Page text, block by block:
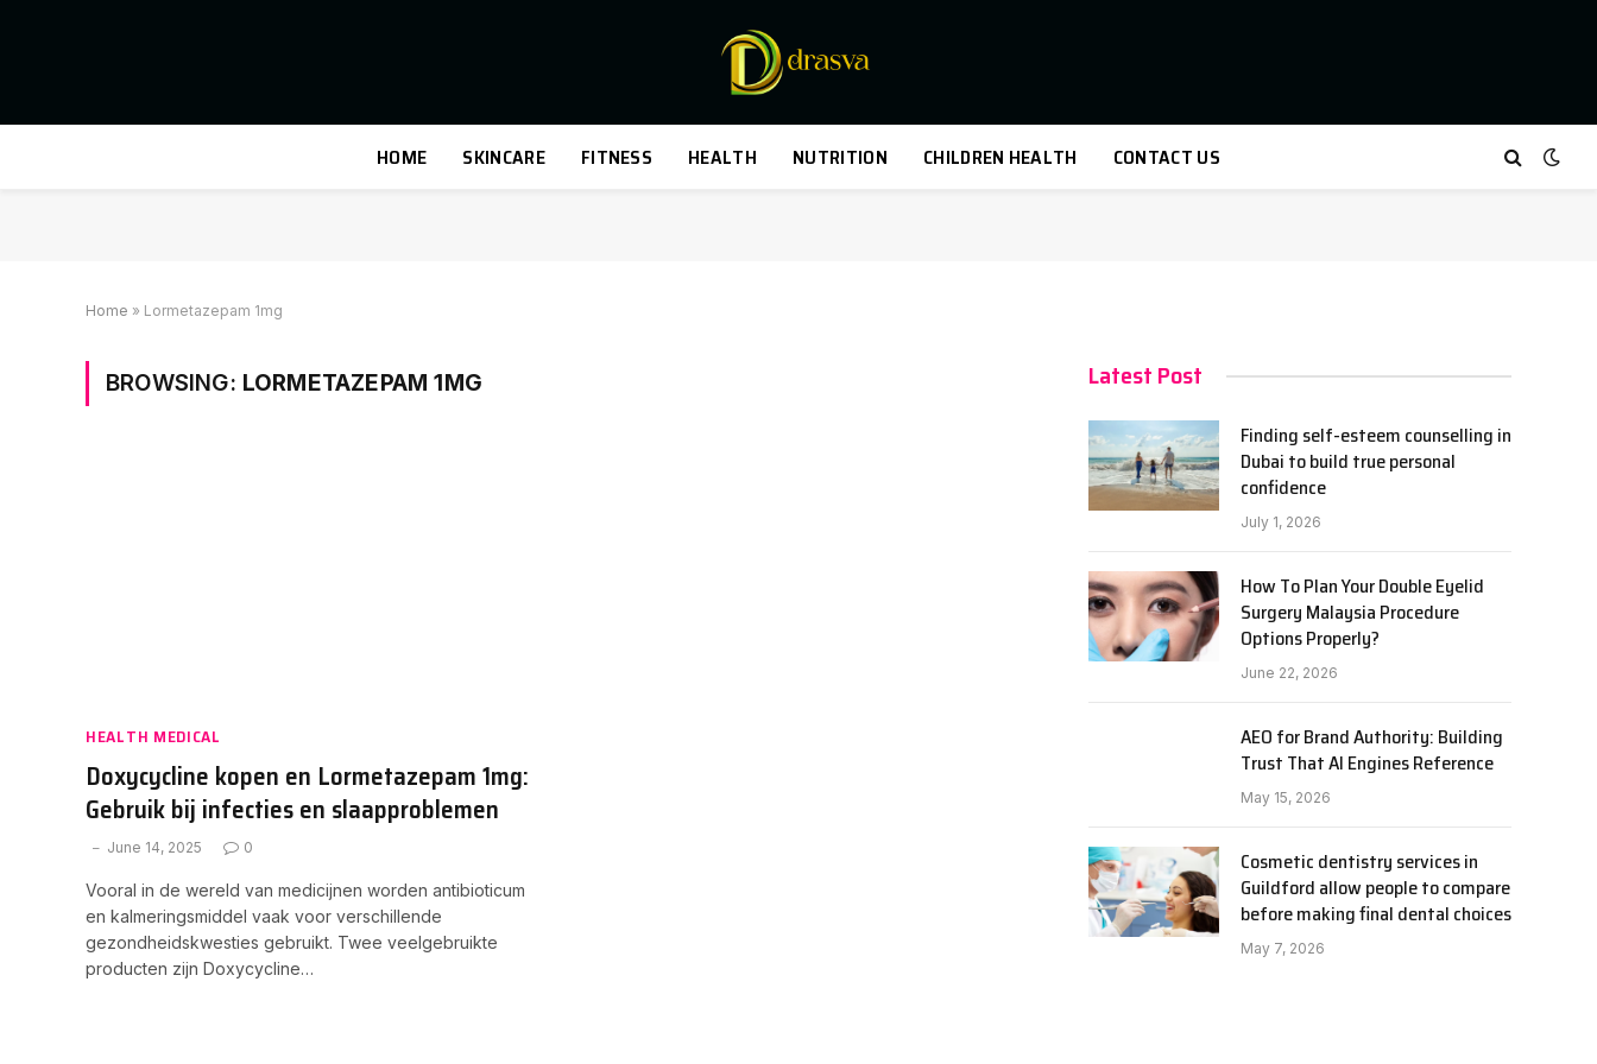
HOME SKINCARE FITNESS HEALTH NUTRITION CHILDREN HEALTH CONTACT US
Home » Lormetazepam 1mg
BROWSING: LORMETAZEPAM 1MG
HEALTH MEDICAL
Doxycycline kopen en Lormetazepam 1mg:
Gebruik bij infecties en slaapproblemen
June 14, 2025 0
Vooral in de wereld van medicijnen worden antibioticum
en kalmeringsmiddel vaak voor verschillende
gezondheidskwesties gebruikt. Twee veelgebruikte
producten zijn Doxycycline…
Latest Post
Finding self-esteem counselling in
Dubai to build true personal
confidence
July 1, 2026
How To Plan Your Double Eyelid
Surgery Malaysia Procedure
Options Properly?
June 22, 2026
AEO for Brand Authority: Building
Trust That AI Engines Reference
May 15, 2026
Cosmetic dentistry services in
Guildford allow people to compare
before making final dental choices
May 7, 2026